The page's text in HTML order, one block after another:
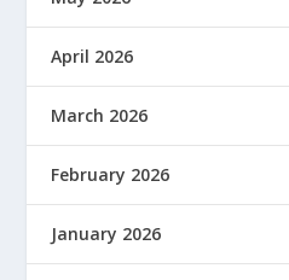
April 2026
March 2026
February 2026
January 2026